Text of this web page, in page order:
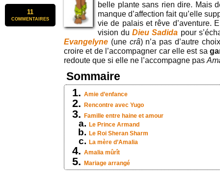
11
commentaires
belle plante sans rien dire. Mais
manque d’affection fait qu’elle
vie de palais et rêve d’aventure.
vision duDieu Sadida pour
Evangelyne (une crâ) n’a pas d’autre
croire et de l’accompagner car elle est sa
redoute que si elle ne l’accompagne pas
Sommaire
Amie d’enfance
Rencontre avec Yugo
Famille entre haine et amour
Le Prince Armand
Le Roi Sheran Sharm
La mère d’Amalia
Amalia mûrît
Mariage arrangé